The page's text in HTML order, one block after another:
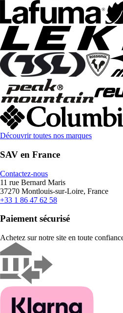
Découvrir toutes nos marques
SAV en France
Contactez-nous
11 rue Bernard Maris
37270 Montlouis-sur-Loire, France
+33 1 86 47 62 58
Paiement sécurisé
Achetez sur notre site en toute